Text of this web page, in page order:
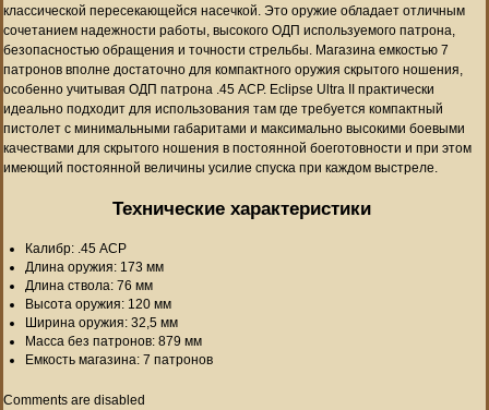
классической пересекающейся насечкой. Это оружие обладает отличным
сочетанием надежности работы, высокого ОДП используемого патрона,
безопасностью обращения и точности стрельбы. Магазина емкостью 7
патронов вполне достаточно для компактного оружия скрытого ношения,
особенно учитывая ОДП патрона .45 ACP. Eclipse Ultra II практически
идеально подходит для использования там где требуется компактный
пистолет с минимальными габаритами и максимально высокими боевыми
качествами для скрытого ношения в постоянной боеготовности и при этом
имеющий постоянной величины усилие спуска при каждом выстреле.
Технические характеристики
Калибр: .45 ACP
Длина оружия: 173 мм
Длина ствола: 76 мм
Высота оружия: 120 мм
Ширина оружия: 32,5 мм
Масса без патронов: 879 мм
Емкость магазина: 7 патронов
Comments are disabled